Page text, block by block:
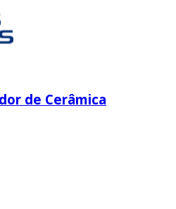
de Cerâmica